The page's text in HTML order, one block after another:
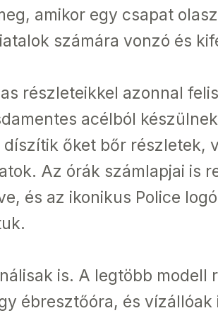
amikor egy csapat
számára vonzó és
részleteikkel azonnal
acélból
őket bőr részletek,
Az órák számlapjai is
és az ikonikus Police
is. A legtöbb modell
ébresztőóra, és vízállóak